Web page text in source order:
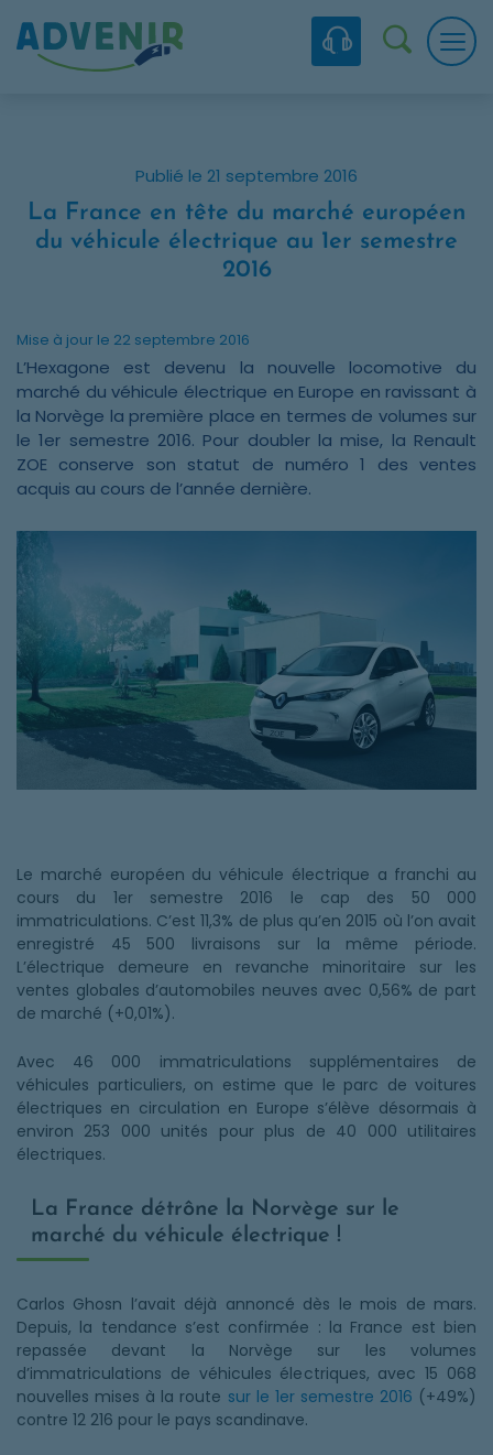
Publié le 21 septembre 2016
La France en tête du marché européen
du véhicule électrique au 1er semestre
2016
Mise à jour le 22 septembre 2016
L’Hexagone est devenu la nouvelle locomotive du
marché du véhicule électrique en Europe en ravissant à
la Norvège la première place en termes de volumes sur
le 1er semestre 2016. Pour doubler la mise, la Renault
ZOE conserve son statut de numéro 1 des ventes
acquis au cours de l’année dernière.
Le marché européen du véhicule électrique a franchi au
cours du 1er semestre 2016 le cap des 50 000
immatriculations. C’est 11,3% de plus qu’en 2015 où l’on avait
enregistré 45 500 livraisons sur la même période.
L’électrique demeure en revanche minoritaire sur les
ventes globales d’automobiles neuves avec 0,56% de part
de marché (+0,01%).
Avec 46 000 immatriculations supplémentaires de
véhicules particuliers, on estime que le parc de voitures
électriques en circulation en Europe s’élève désormais à
environ 253 000 unités pour plus de 40 000 utilitaires
électriques.
La France détrône la Norvège sur le
marché du véhicule électrique !
Carlos Ghosn l’avait déjà annoncé dès le mois de mars.
Depuis, la tendance s’est confirmée : la France est bien
repassée devant la Norvège sur les volumes
d’immatriculations de véhicules électriques, avec 15 068
nouvelles mises à la route sur le 1er semestre 2016 (+49%)
contre 12 216 pour le pays scandinave.